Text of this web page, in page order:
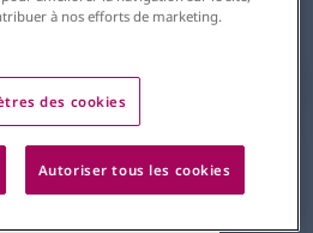
auquel vous
BPCO
fumeur : mythe
patient
à nos efforts de marketing.
des cookies
Autoriser tous les cookies